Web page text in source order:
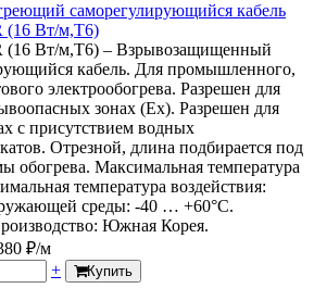
саморегулирующийся кабель
(16 Вт/м,Т6)
(16 Вт/м,Т6) – Взрывозащищенный
кабель. Для промышленного,
электрообогрева. Разрешен для
зонах (Ех). Разрешен для
с присутствием водных
Отрезной, длина подбирается под
обогрева. Максимальная температура
температура воздействия:
среды: -40 … +60°С.
Южная Корея.
₽/м
+ Купить